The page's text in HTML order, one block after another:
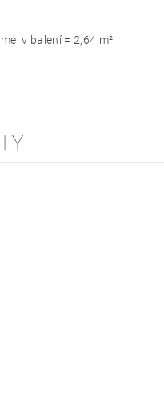
v balení = 2,64 m²